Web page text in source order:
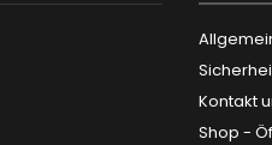
Kontakt
Shop -